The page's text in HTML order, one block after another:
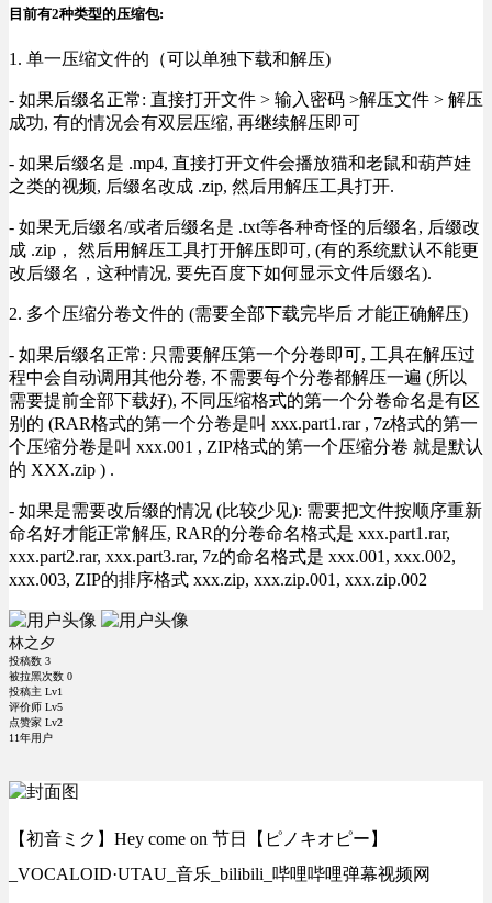
目前有2种类型的压缩包:
1. 单一压缩文件的（可以单独下载和解压)
- 如果后缀名正常: 直接打开文件 > 输入密码 >解压文件 > 解压
成功, 有的情况会有双层压缩, 再继续解压即可
- 如果后缀名是 .mp4, 直接打开文件会播放猫和老鼠和葫芦娃
之类的视频, 后缀名改成 .zip, 然后用解压工具打开.
- 如果无后缀名/或者后缀名是 .txt等各种奇怪的后缀名, 后缀改
成 .zip， 然后用解压工具打开解压即可, (有的系统默认不能更
改后缀名，这种情况, 要先百度下如何显示文件后缀名).
2. 多个压缩分卷文件的 (需要全部下载完毕后 才能正确解压)
- 如果后缀名正常: 只需要解压第一个分卷即可, 工具在解压过
程中会自动调用其他分卷, 不需要每个分卷都解压一遍 (所以
需要提前全部下载好), 不同压缩格式的第一个分卷命名是有区
别的 (RAR格式的第一个分卷是叫 xxx.part1.rar , 7z格式的第一
个压缩分卷是叫 xxx.001 , ZIP格式的第一个压缩分卷 就是默认
的 XXX.zip ) .
- 如果是需要改后缀的情况 (比较少见): 需要把文件按顺序重新
命名好才能正常解压, RAR的分卷命名格式是 xxx.part1.rar,
xxx.part2.rar, xxx.part3.rar, 7z的命名格式是 xxx.001, xxx.002,
xxx.003, ZIP的排序格式 xxx.zip, xxx.zip.001, xxx.zip.002
林之夕
投稿数 3
被拉黑次数 0
投稿主 Lv1
评价师 Lv5
点赞家 Lv2
11年用户
【初音ミク】Hey come on 节日【ピノキオピー】
_VOCALOID·UTAU_音乐_bilibili_哔哩哔哩弹幕视频网